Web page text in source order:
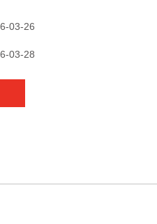
03-26
03-28